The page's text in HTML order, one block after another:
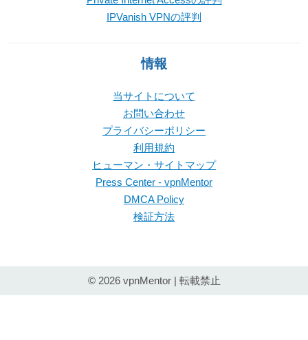
IPVanish VPNの評判
情報
当サイトについて
お問い合わせ
プライバシーポリシー
利用規約
ヒューマン・サイトマップ
Press Center - vpnMentor
DMCA Policy
検証方法
© 2026 vpnMentor | 転載禁止